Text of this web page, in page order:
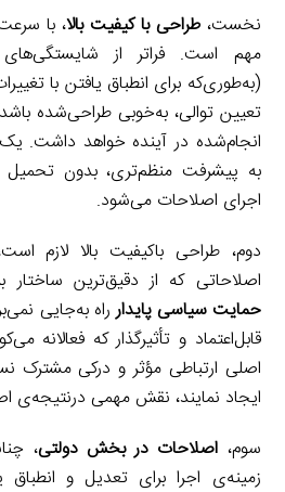
نخست،طراحی با کیفیت بالا، با
مهم است. فراتر از
(به‌طوری‌که برای انطباق یافتن با
تعیین توالی، به‌خوبی طراحی‌شده
انجام‌شده در آینده خواهد داشت.
به پیشرفت منظم‌تری، بدون تحمیل
اجرای اصلاحات می‌شود.
دوم، طراحی باکیفیت بالا لازم
اصلاحاتی که از دقیق‌ترین ساختار
حمایت سیاسی پایدارراه به‌جایی
قابل‌اعتماد و تأثیرگذار که فعالانه
اصلی ارتباطی مؤثر و درکی مشترک
ایجاد نمایند، نقش مهمی درنتیجه‌ی
سوم، اصلاحات در بخش دولتی،
زمینه‌ی اجرا برای تعدیل و